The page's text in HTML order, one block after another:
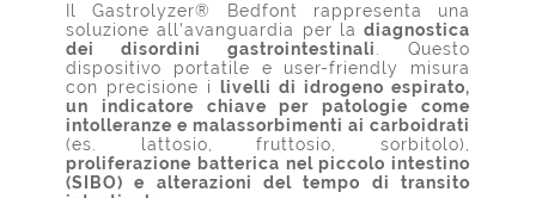
Il Gastrolyzer® Bedfont rappresenta una
soluzione all'avanguardia per la diagnostica
dei disordini gastrointestinali
. Questo
dispositivo portatile e user-friendly misura
con precisione i
livelli di idrogeno espirato,
un indicatore chiave per patologie come
intolleranze e malassorbimenti ai carboidrati
(es. lattosio, fruttosio, sorbitolo),
proliferazione batterica nel piccolo intestino
(SIBO) e alterazioni del tempo di transito